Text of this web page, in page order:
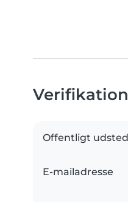
Offentligt
E-mailadresse